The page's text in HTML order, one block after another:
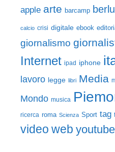
apple arte barcamp
calcio crisi digitale ebook
giornalismo
Internet ipad iphone
lavoro legge libri Media
Mondo musica
ricerca roma Scienza Sport tag
video web youtube